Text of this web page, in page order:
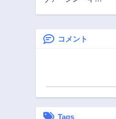
コメント
Tags